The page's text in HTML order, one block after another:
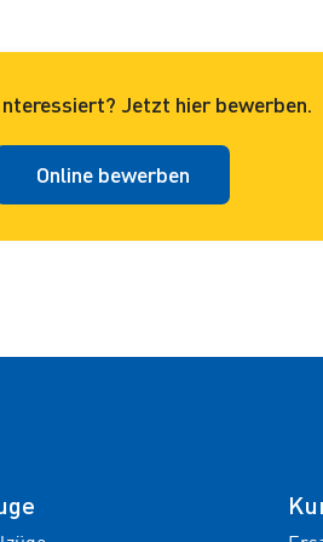
Jetzt hier bewerben.
Online bewerben